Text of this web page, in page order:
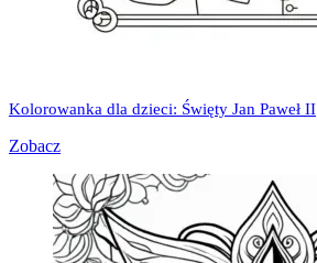
Kolorowanka dla dzieci: Święty Jan Paweł II
Zobacz